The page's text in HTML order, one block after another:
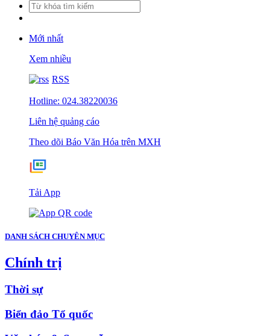
Mới nhất
Xem nhiều
RSS
Hotline: 024.38220036
Liên hệ quảng cáo
Theo dõi Báo Văn Hóa trên MXH
Tải App
DANH SÁCH CHUYÊN MỤC
Chính trị
Thời sự
Biển đảo Tổ quốc